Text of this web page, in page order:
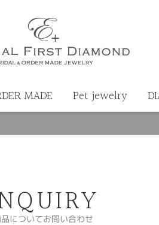
MADE Pet jewelry
についてお問い合わせ